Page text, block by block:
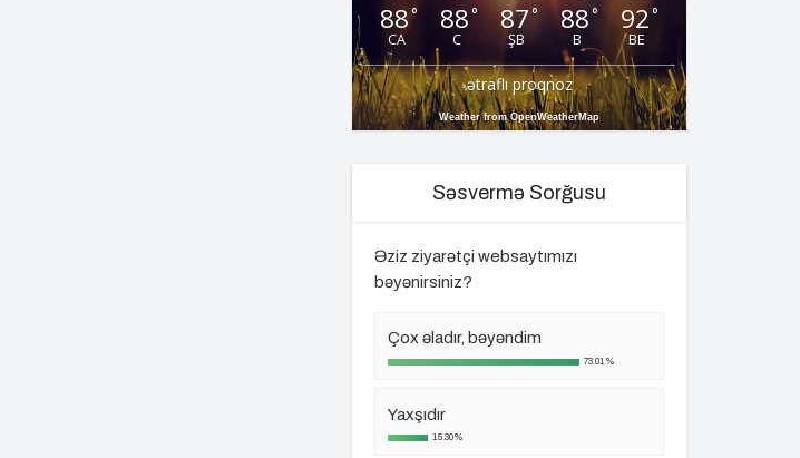
88°
CA
88°
C
87°
ŞB
88°
B
92°
BE
ətraflı proqnoz
Weather from OpenWeatherMap
Səsvermə Sorğusu
Əziz ziyarətçi websaytımızı
bəyənirsiniz?
Çox əladır, bəyəndim
73.01%
Yaxşıdır
15.30%